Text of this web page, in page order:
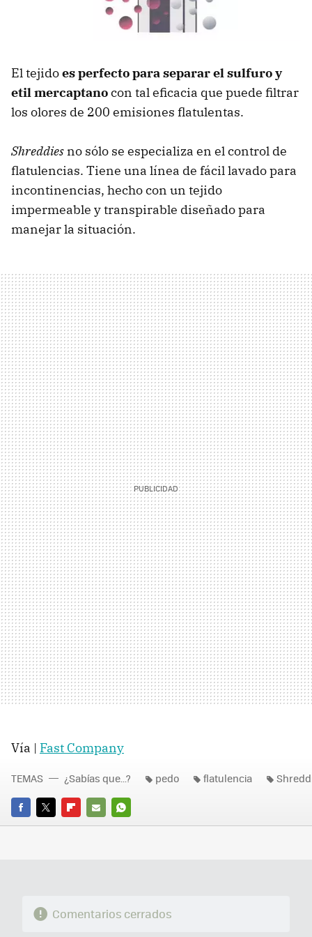
El tejidoes perfecto para separar el sulfuro y
etil mercaptanocon tal eficacia que puede filtrar
los olores de 200 emisiones flatulentas.
Shreddies no sólo se especializa en el control de
flatulencias. Tiene una línea de fácil lavado para
incontinencias, hecho con un tejido
impermeable y transpirable diseñado para
manejar la situación.
Vía | Fast Company
FACEBOOK
TWITTERFLIPBOARD
E-
WHATSAPP
TEMAS ¿Sabías que...? pedo flatulencia
Comentarios cerrados